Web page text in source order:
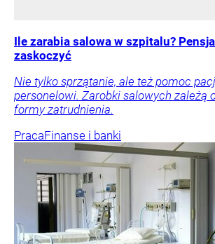
Ile zarabia salowa w szpitalu?
zaskoczyć
Nie tylko sprzątanie, ale też pomoc
personelowi. Zarobki salowych zależą
formy zatrudnienia.
PracaFinanse i banki